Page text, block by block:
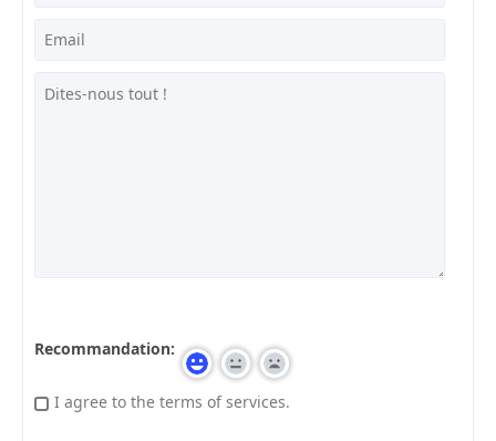
Recommandation:
I agree to the terms of services.